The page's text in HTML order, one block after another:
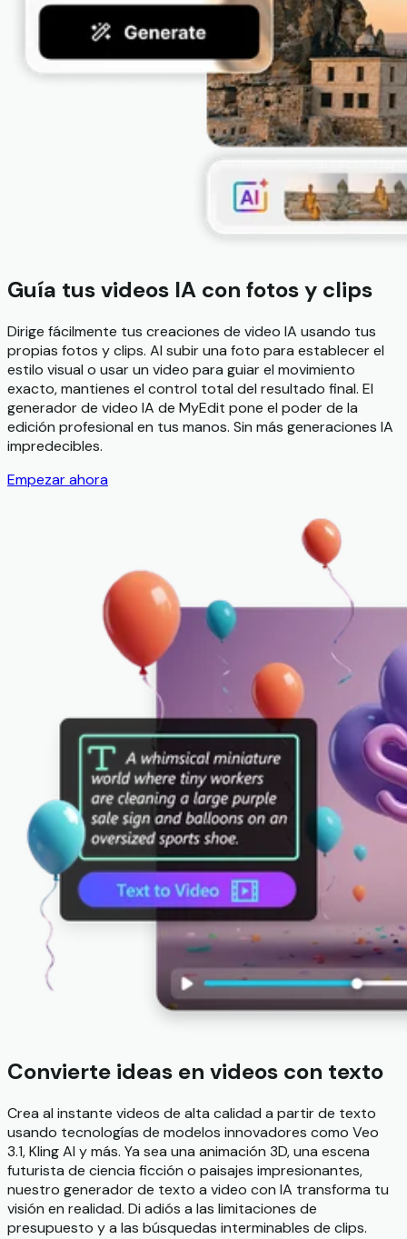
Guía tus videos IA con fotos y clips
Dirige fácilmente tus creaciones de video IA usando tus
propias fotos y clips. Al subir una foto para establecer el
estilo visual o usar un video para guiar el movimiento
exacto, mantienes el control total del resultado final. El
generador de video IA de MyEdit pone el poder de la
edición profesional en tus manos. Sin más generaciones IA
impredecibles.
Empezar ahora
Convierte ideas en videos con texto
Crea al instante videos de alta calidad a partir de texto
usando tecnologías de modelos innovadores como Veo
3.1, Kling AI y más. Ya sea una animación 3D, una escena
futurista de ciencia ficción o paisajes impresionantes,
nuestro generador de texto a video con IA transforma tu
visión en realidad. Di adiós a las limitaciones de
presupuesto y a las búsquedas interminables de clips.